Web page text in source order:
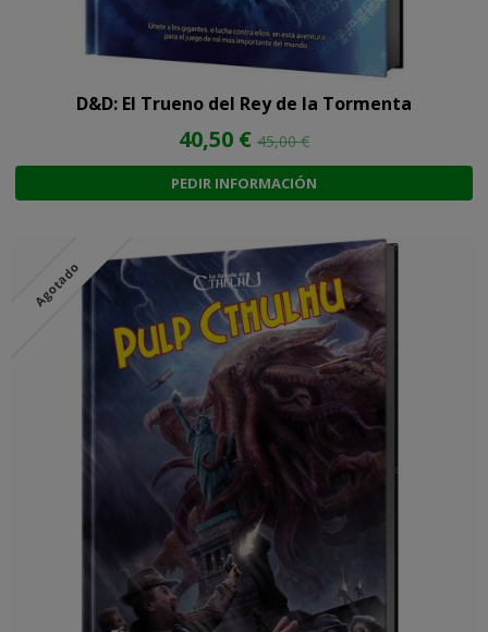
D&D: El Trueno del Rey de la Tormenta
40,50 € 45,00 €
PEDIR INFORMACIÓN
Agotado